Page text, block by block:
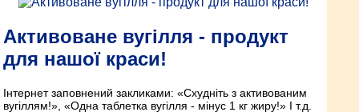
Активоване вугілля - продукт
для нашої краси!
Інтернет заповнений закликами: «Схудніть з активованим
вугіллям!», «Одна таблетка вугілля - мінус 1 кг жиру!» І т.д.